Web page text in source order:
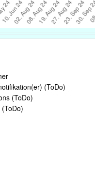
(ToDo)
(ToDo)